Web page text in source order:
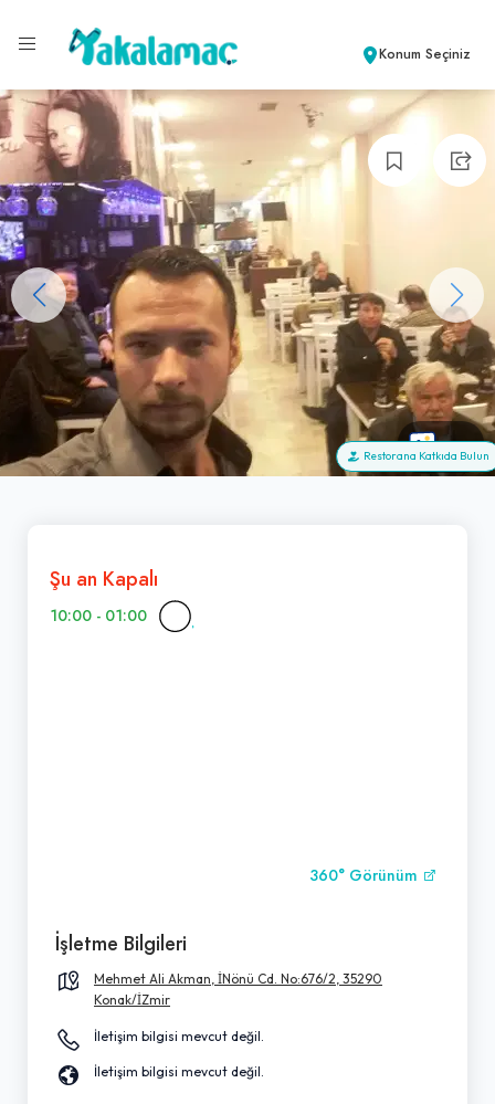
Konum Seçiniz
+41
Restorana Katkıda Bulun
Şu an Kapalı
10:00 - 01:00
360° Görünüm
İşletme Bilgileri
Mehmet Ali Akman, İNönü Cd. No:676/2, 35290
Konak/İZmir
İletişim bilgisi mevcut değil.
İletişim bilgisi mevcut değil.